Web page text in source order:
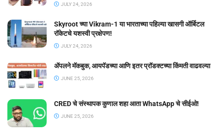
JULY 24, 2026
Skyroot च्या Vikram-1 या भारताच्या पहिल्या खासगी ऑर्बिटल
रॉकेटचे यशस्वी प्रक्षेपण!
JULY 24, 2026
ॲपलने मॅकबुक, आयपॅडच्या आणि इतर प्रॉडक्टच्या किंमती वाढवल्या
JUNE 25, 2026
CRED चे संस्थापक कुणाल शहा आता WhatsApp चे सीईओ!
JUNE 25, 2026